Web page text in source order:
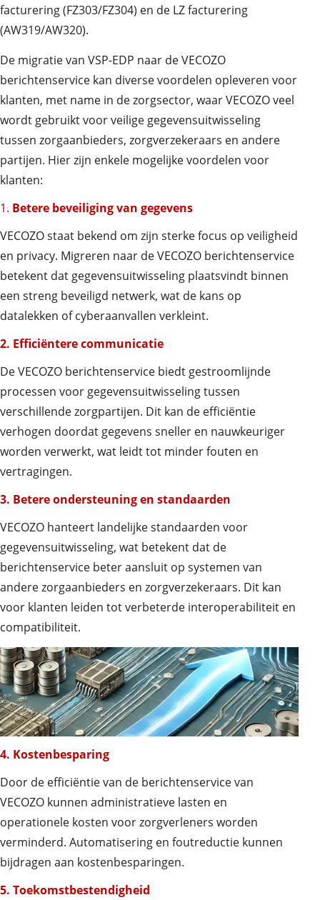
facturering (FZ303/FZ304) en de LZ facturering
(AW319/AW320).
De migratie van VSP-EDP naar de VECOZO
berichtenservice kan diverse voordelen opleveren voor
klanten, met name in de zorgsector, waar VECOZO veel
wordt gebruikt voor veilige gegevensuitwisseling
tussen zorgaanbieders, zorgverzekeraars en andere
partijen. Hier zijn enkele mogelijke voordelen voor
klanten:
1. Betere beveiliging van gegevens
VECOZO staat bekend om zijn sterke focus op veiligheid
en privacy. Migreren naar de VECOZO berichtenservice
betekent dat gegevensuitwisseling plaatsvindt binnen
een streng beveiligd netwerk, wat de kans op
datalekken of cyberaanvallen verkleint.
2. Efficiëntere communicatie
De VECOZO berichtenservice biedt gestroomlijnde
processen voor gegevensuitwisseling tussen
verschillende zorgpartijen. Dit kan de efficiëntie
verhogen doordat gegevens sneller en nauwkeuriger
worden verwerkt, wat leidt tot minder fouten en
vertragingen.
3. Betere ondersteuning en standaarden
VECOZO hanteert landelijke standaarden voor
gegevensuitwisseling, wat betekent dat de
berichtenservice beter aansluit op systemen van
andere zorgaanbieders en zorgverzekeraars. Dit kan
voor klanten leiden tot verbeterde interoperabiliteit en
compatibiliteit.
4. Kostenbesparing
Door de efficiëntie van de berichtenservice van
VECOZO kunnen administratieve lasten en
operationele kosten voor zorgverleners worden
verminderd. Automatisering en foutreductie kunnen
bijdragen aan kostenbesparingen.
5. Toekomstbestendigheid